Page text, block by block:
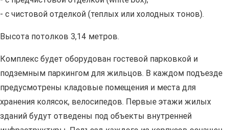
- с чистовой отделкой (теплых или холодных тонов).
Высота потолков 3,14 метров.
Комплекс будет оборудован гостевой парковкой и
подземным паркингом для жильцов. В каждом подъезде
предусмотрены кладовые помещения и места для
хранения колясок, велосипедов. Первые этажи жилых
зданий будут отведены под объекты внутренней